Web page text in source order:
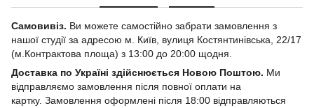
Самовивіз. Ви можете самостійно забрати замовлення з
нашої студії за адресою м. Київ, вулиця Костянтинівська, 22/17
(м.Контрактова площа) з 13:00 до 20:00 щодня.
Доставка по Україні здійснюється Новою Поштою. Ми
відправляємо замовлення після повної оплати на
картку. Замовлення оформлені після 18:00 відправляються